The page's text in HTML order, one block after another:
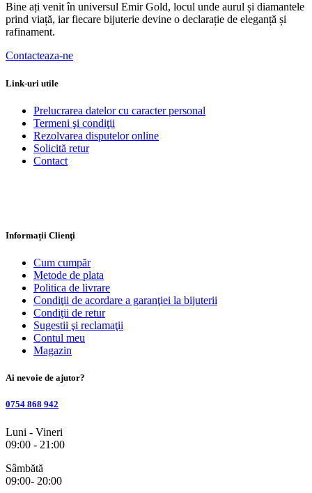
Bine ați venit în universul Emir Gold, locul unde aurul și diamantele
prind viață, iar fiecare bijuterie devine o declarație de eleganță și
rafinament.
Contacteaza-ne
Link-uri utile
Prelucrarea datelor cu caracter personal
Termeni şi condiţii
Rezolvarea disputelor online
Solicită retur
Contact
Informații Clienţi
Cum cumpăr
Metode de plata
Politica de livrare
Condiţii de acordare a garanţiei la bijuterii
Condiţii de retur
Sugestii şi reclamaţii
Contul meu
Magazin
Ai nevoie de ajutor?
0754 868 942
Luni - Vineri
09:00 - 21:00
Sâmbătă
09:00- 20:00